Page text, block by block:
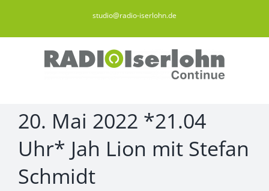
springen
studio@radio-iserlohn.de
20. Mai 2022 *21.04
Uhr* Jah Lion mit Stefan
Schmidt